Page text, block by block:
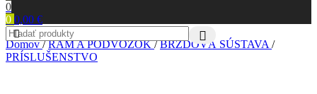
0
0 0,00 €
Domov/ RÁM A PODVOZOK/ BRZDOVÁ SÚSTAVA /
PRÍSLUŠENSTVO